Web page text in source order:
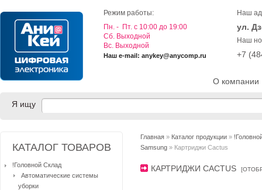
О компании
Режим работы:
Пн. - Пт. с 10:00 до 19:00
Cб. Выходной
Вс. Выходной
Наш e-mail: anykey@anycomp.ru
Наш
ул.
Наш
+7
Я ищу
Главная » Каталог продукции »
Samsung » Картриджи Cactus
КАРТРИДЖИ CACTUS [
КАТАЛОГ ТОВАРОВ
!Головной Склад
Автоматические системы
уборки